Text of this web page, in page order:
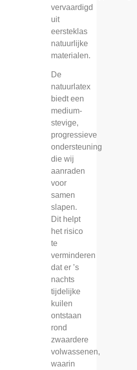
vervaardigd
uit
eersteklas
natuurlijke
materialen.
De
natuurlatex
biedt een
medium-
stevige,
progressieve
ondersteuning
die wij
aanraden
voor
samen
slapen.
Dit helpt
het risico
te
verminderen
dat er ’s
nachts
tijdelijke
kuilen
ontstaan
rond
zwaardere
volwassenen,
waarin